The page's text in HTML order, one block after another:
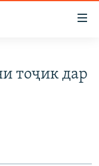
тоҷик дар